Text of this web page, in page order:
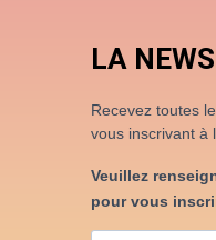
LA
Recevez toutes
vous inscrivant à
Veuillez
pour vous